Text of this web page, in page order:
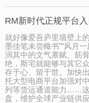
RM新时代正规平台
就好像爱吾庐里墙壁上
墨佳笔未尝輙书”“风月
润其中的文气禀赋、筋
绝，斯宅就能够与其它
存于心、留于世。加快
托大型电商平台加强对
列等货运通道能力……这
盘，维护全球产业链供应